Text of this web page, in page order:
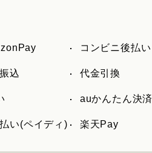
コンビニ後払い
込 代金引換
auかんたん決済
い(ペイディ) 楽天Pay